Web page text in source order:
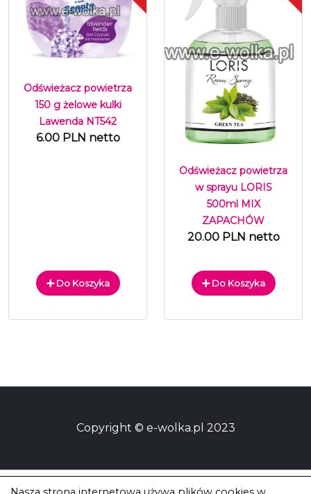
Odświeżacz powietrza
150 g żelowe kulki
Lawenda NT542
6.00 PLN netto
Do Koszyka
Odświeżacz powietrza
w sprayu LORIS
500ml MIX
ZAPACHÓW
20.00 PLN netto
Do Koszyka
Copyright © e-wolka.pl 2023